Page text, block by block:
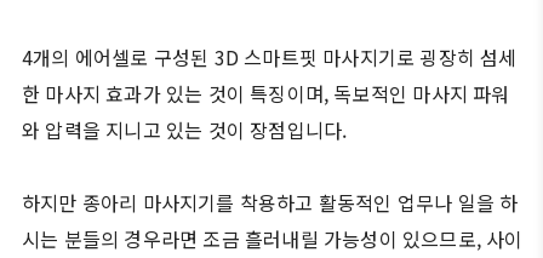
4개의 에어셀로 구성된 3D 스마트핏 마사지기로 굉장히 섬세
한 마사지 효과가 있는 것이 특징이며, 독보적인 마사지 파워
와 압력을 지니고 있는 것이 장점입니다.
하지만 종아리 마사지기를 착용하고 활동적인 업무나 일을 하
시는 분들의 경우라면 조금 흘러내릴 가능성이 있으므로, 사이